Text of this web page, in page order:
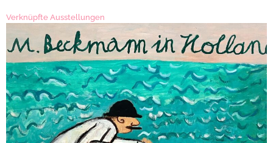
Verknüpfte Ausstellungen